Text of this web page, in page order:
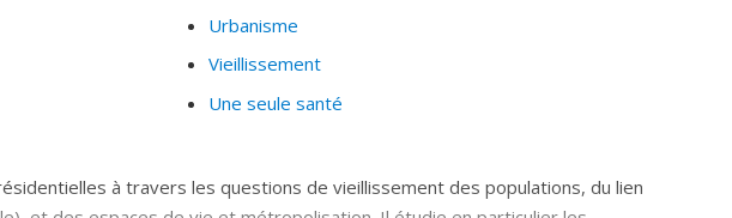
Urbanisme
Vieillissement
Une seule santé
à travers les questions de vieillissement des populations, du lien